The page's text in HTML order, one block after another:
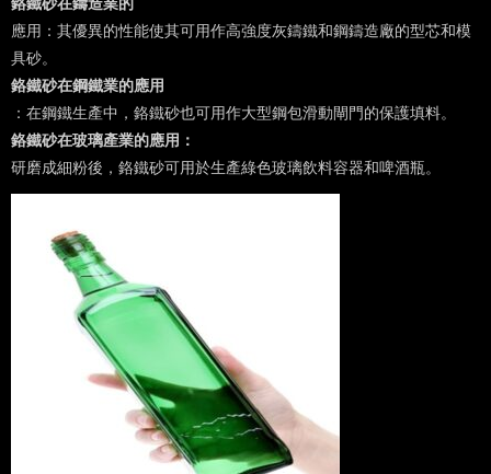
鉻鐵砂在鑄造業的
應用：其優異的性能使其可用作高強度灰鑄鐵和鋼鑄造廠的型芯和模
具砂。
鉻鐵砂在鋼鐵業的應用
：在鋼鐵生產中，鉻鐵砂也可用作大型鋼包滑動閘門的保護填料。
鉻鐵砂在玻璃產業的應用：
研磨成細粉後，鉻鐵砂可用於生產綠色玻璃飲料容器和啤酒瓶。